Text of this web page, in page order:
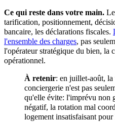
Ce qui reste dans votre main.
tarification, positionnement,
bancaire, les déclarations fiscales.
l'ensemble des charges, pas
l'opérateur stratégique du bien, la
opérationnel.
À retenir: en juillet-août,
conciergerie n'est pas
qu'elle évite: l'imprévu non
négatif, la rotation mal
logement insatisfaisant